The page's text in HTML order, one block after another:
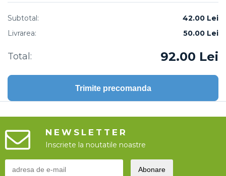
Subtotal:
42.00 Lei
Livrarea:
50.00 Lei
Total: 92.00 Lei
Trimite precomanda
NEWSLETTER
Inscriete la noutatile noastre